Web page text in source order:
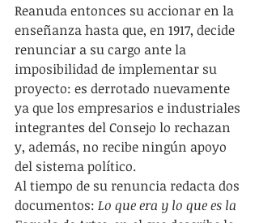
Reanuda entonces su accionar en la
enseñanza hasta que, en 1917, decide
renunciar a su cargo ante la
imposibilidad de implementar su
proyecto: es derrotado nuevamente
ya que los empresarios e industriales
integrantes del Consejo lo rechazan
y, además, no recibe ningún apoyo
del sistema político.
Al tiempo de su renuncia redacta dos
documentos: Lo que era y lo que es la